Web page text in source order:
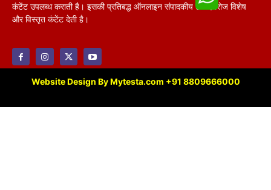
कंटेंट उपलब्ध कराती है। इसकी प्रतिबद्ध ऑनलाइन संपादकीय टीम हररोज विशेष
और विस्तृत कंटेंट देती है।
Website Design By Mytesta.com +91 8809666000